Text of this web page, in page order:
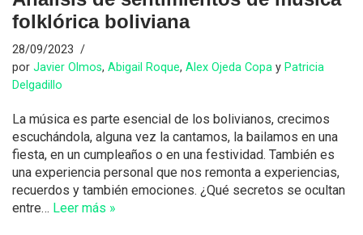
folklórica boliviana
28/09/2023
por Javier Olmos, Abigail Roque, Alex Ojeda Copa y Patricia
Delgadillo
La música es parte esencial de los bolivianos, crecimos
escuchándola, alguna vez la cantamos, la bailamos en una
fiesta, en un cumpleaños o en una festividad. También es
una experiencia personal que nos remonta a experiencias,
recuerdos y también emociones. ¿Qué secretos se ocultan
entre… Leer más »